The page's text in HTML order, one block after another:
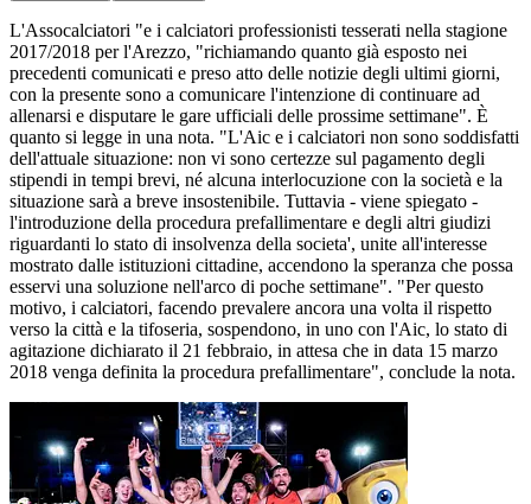
L'Assocalciatori "e i calciatori professionisti tesserati nella stagione
2017/2018 per l'Arezzo, "richiamando quanto già esposto nei
precedenti comunicati e preso atto delle notizie degli ultimi giorni,
con la presente sono a comunicare l'intenzione di continuare ad
allenarsi e disputare le gare ufficiali delle prossime settimane". È
quanto si legge in una nota. "L'Aic e i calciatori non sono soddisfatti
dell'attuale situazione: non vi sono certezze sul pagamento degli
stipendi in tempi brevi, né alcuna interlocuzione con la società e la
situazione sarà a breve insostenibile. Tuttavia - viene spiegato -
l'introduzione della procedura prefallimentare e degli altri giudizi
riguardanti lo stato di insolvenza della societa', unite all'interesse
mostrato dalle istituzioni cittadine, accendono la speranza che possa
esservi una soluzione nell'arco di poche settimane". "Per questo
motivo, i calciatori, facendo prevalere ancora una volta il rispetto
verso la città e la tifoseria, sospendono, in uno con l'Aic, lo stato di
agitazione dichiarato il 21 febbraio, in attesa che in data 15 marzo
2018 venga definita la procedura prefallimentare", conclude la nota.